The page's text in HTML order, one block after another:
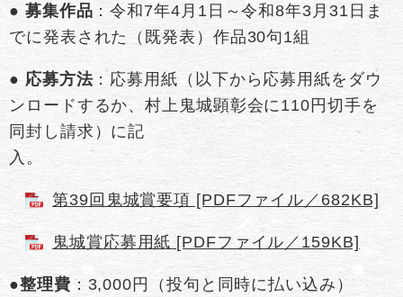
● 募集作品 ：令和7年4月1日～令和8年3月31日ま
でに発表された（既発表）作品30句1組
● 応募方法：応募用紙（以下から応募用紙をダウ
ンロードするか、村上鬼城顕彰会に110円切手を
同封し請求）に記
第39回鬼城賞要項 [PDFファイル／682KB]
鬼城賞応募用紙 [PDFファイル／159KB]
●整理費 ​：3,000円（投句と同時に払い込み）